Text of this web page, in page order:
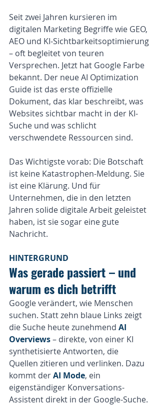
Seit zwei Jahren kursieren im
digitalen Marketing Begriffe wie GEO,
AEO und KI-Sichtbarkeitsoptimierung
– oft begleitet von teuren
Versprechen. Jetzt hat Google Farbe
bekannt. Der neue AI Optimization
Guide ist das erste offizielle
Dokument, das klar beschreibt, was
Websites sichtbar macht in der KI-
Suche und was schlicht
verschwendete Ressourcen sind.
Das Wichtigste vorab: Die Botschaft
ist keine Katastrophen-Meldung. Sie
ist eine Klärung. Und für
Unternehmen, die in den letzten
Jahren solide digitale Arbeit geleistet
haben, ist sie sogar eine gute
Nachricht.
HINTERGRUND
Was gerade passiert – und
warum es dich betrifft
Google verändert, wie Menschen
suchen. Statt zehn blaue Links zeigt
die Suche heute zunehmend AI
Overviews – direkte, von einer KI
synthetisierte Antworten, die
Quellen zitieren und verlinken. Dazu
kommt der AI Mode, ein
eigenständiger Konversations-
Assistent direkt in der Google-Suche.